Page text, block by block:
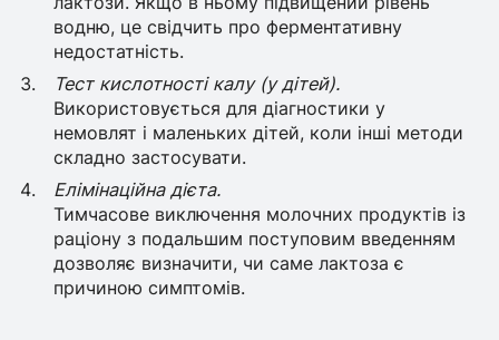
водню, це свідчить про ферментативну
недостатність.
Тест кислотності калу (у дітей).
Використовується для діагностики у
немовлят і маленьких дітей, коли інші методи
складно застосувати.
Елімінаційна дієта.
Тимчасове виключення молочних продуктів із
раціону з подальшим поступовим введенням
дозволяє визначити, чи саме лактоза є
причиною симптомів.